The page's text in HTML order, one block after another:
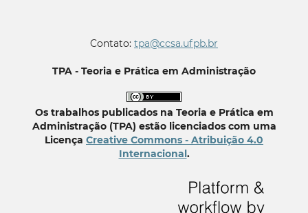
Contato: tpa@ccsa.ufpb.br
TPA - Teoria e Prática em Administração
Os trabalhos publicados na Teoria e Prática em
Administração (TPA) estão licenciados com uma
Licença Creative Commons - Atribuição 4.0
Internacional .